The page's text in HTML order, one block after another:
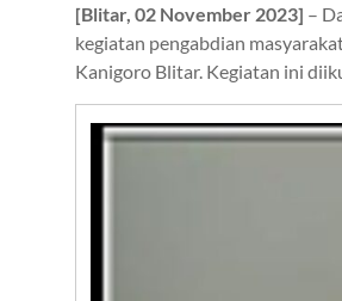
[Blitar, 02 November 2023] –
kegiatan pengabdian
Kanigoro Blitar. Kegiatan ini